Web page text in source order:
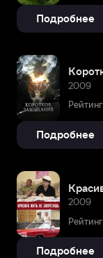
Подробнее
2009
Подробнее
2009
Подробнее